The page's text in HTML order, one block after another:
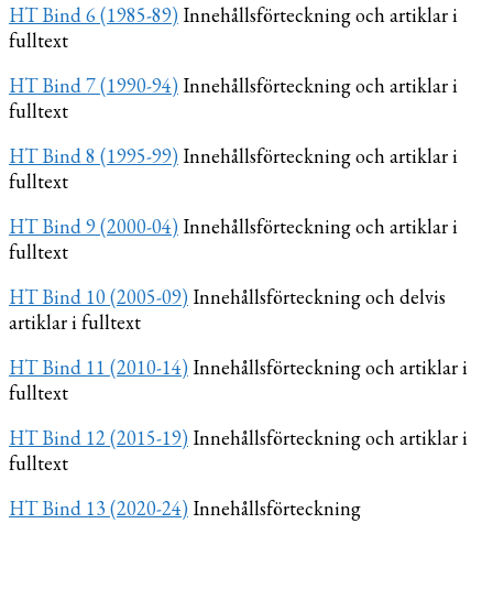
HT Bind 6 (1985-89)Innehållsförteckning och artiklar i
fulltext
HT Bind 7 (1990-94)Innehållsförteckning och artiklar i
fulltext
HT Bind 8 (1995-99)Innehållsförteckning och artiklar i
fulltext
HT Bind 9 (2000-04)Innehållsförteckning och artiklar i
fulltext
HT Bind 10 (2005-09)Innehållsförteckning och delvis
artiklar i fulltext
HT Bind 11 (2010-14)Innehållsförteckning och artiklar i
fulltext
HT Bind 12 (2015-19)Innehållsförteckning och artiklar i
fulltext
HT Bind 13 (2020-24)Innehållsförteckning